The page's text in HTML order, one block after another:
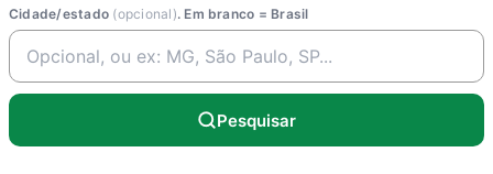
Cidade/estado (opcional). Em branco = Brasil
Pesquisar